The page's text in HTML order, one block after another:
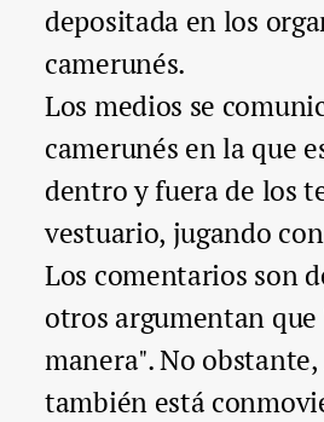
depositada en los
camerunés.
Los medios se
camerunés en la que
dentro y fuera de los
vestuario, jugando
Los comentarios son
otros argumentan
manera". No
también está